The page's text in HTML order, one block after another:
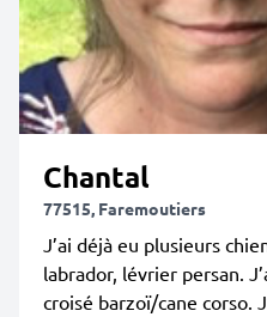
Chantal
77515, Faremoutiers
J’ai déjà eu plusieurs
labrador, lévrier persan.
croisé barzoï/cane corso.